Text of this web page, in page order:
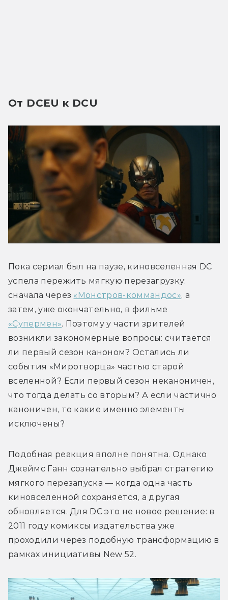
От DCEU к DCU
Пока сериал был на паузе, киновселенная DC
успела пережить мягкую перезагрузку:
сначала через «Монстров-коммандос», а
«Супермен». Поэтому у части зрителей
возникли закономерные вопросы: считается
ли первый сезон каноном? Остались ли
события «Миротворца» частью старой
вселенной? Если первый сезон неканоничен,
что тогда делать со вторым? А если частично
каноничен, то какие именно элементы
исключены?
Подобная реакция вполне понятна. Однако
Джеймс Ганн сознательно выбрал стратегию
мягкого перезапуска — когда одна часть
киновселенной сохраняется, а другая
обновляется. Для DC это не новое решение: в
2011 году комиксы издательства уже
проходили через подобную трансформацию в
рамках инициативы New 52.